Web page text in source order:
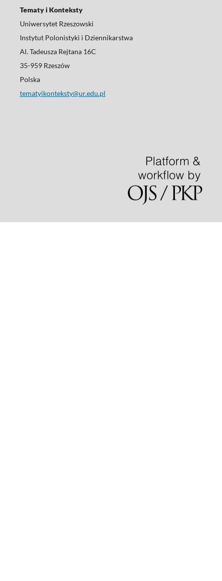
Tematy i Konteksty
Uniwersytet Rzeszowski
Instytut Polonistyki i Dziennikarstwa
Al. Tadeusza Rejtana 16C
35-959 Rzeszów
Polska
tematyikonteksty@ur.edu.pl